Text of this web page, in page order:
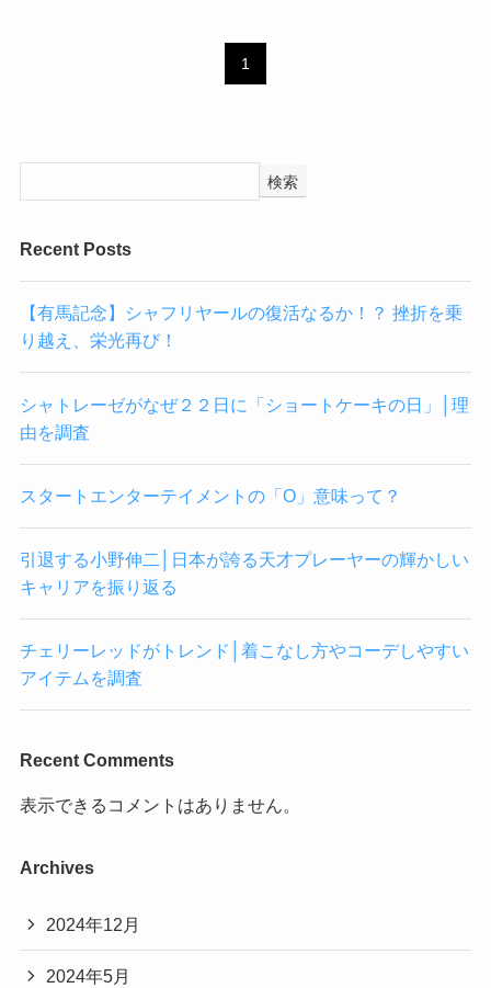
1
検索
Recent Posts
【有馬記念】シャフリヤールの復活なるか！？ 挫折を乗
り越え、栄光再び！
シャトレーゼがなぜ２２日に「ショートケーキの日」│理
由を調査
スタートエンターテイメントの「O」意味って？
引退する小野伸二│日本が誇る天才プレーヤーの輝かしい
キャリアを振り返る
チェリーレッドがトレンド│着こなし方やコーデしやすい
アイテムを調査
Recent Comments
表示できるコメントはありません。
Archives
2024年12月
2024年5月